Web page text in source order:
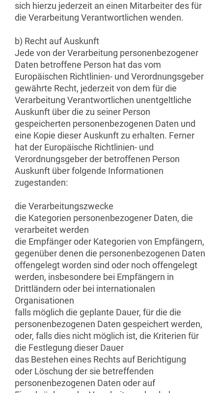
sich hierzu jederzeit an einen Mitarbeiter des für
die Verarbeitung Verantwortlichen wenden.
b) Recht auf Auskunft
Jede von der Verarbeitung personenbezogener
Daten betroffene Person hat das vom
Europäischen Richtlinien- und Verordnungsgeber
gewährte Recht, jederzeit von dem für die
Verarbeitung Verantwortlichen unentgeltliche
Auskunft über die zu seiner Person
gespeicherten personenbezogenen Daten und
eine Kopie dieser Auskunft zu erhalten. Ferner
hat der Europäische Richtlinien- und
Verordnungsgeber der betroffenen Person
Auskunft über folgende Informationen
zugestanden:
die Verarbeitungszwecke
die Kategorien personenbezogener Daten, die
verarbeitet werden
die Empfänger oder Kategorien von Empfängern,
gegenüber denen die personenbezogenen Daten
offengelegt worden sind oder noch offengelegt
werden, insbesondere bei Empfängern in
Drittländern oder bei internationalen
Organisationen
falls möglich die geplante Dauer, für die die
personenbezogenen Daten gespeichert werden,
oder, falls dies nicht möglich ist, die Kriterien für
die Festlegung dieser Dauer
das Bestehen eines Rechts auf Berichtigung
oder Löschung der sie betreffenden
personenbezogenen Daten oder auf